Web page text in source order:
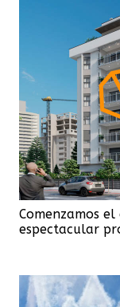
Comenzamos
espectacular